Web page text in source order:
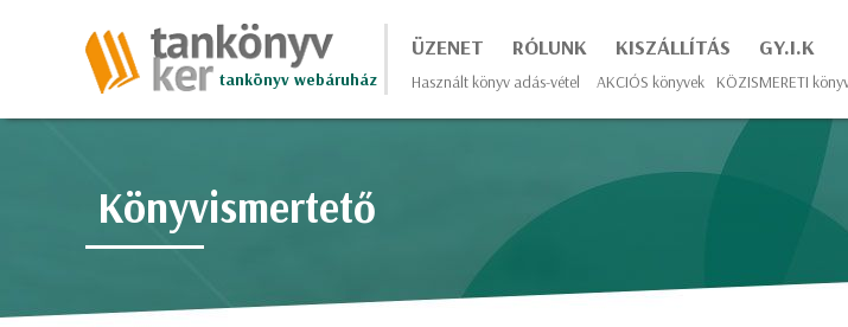
tankönyv webáruház
ÜZENET RÓLUNK KISZÁLLÍTÁS GY.I.K
Használt könyv adás-vétel AKCIÓS könyvek KÖZISMERETI
Könyvismertető